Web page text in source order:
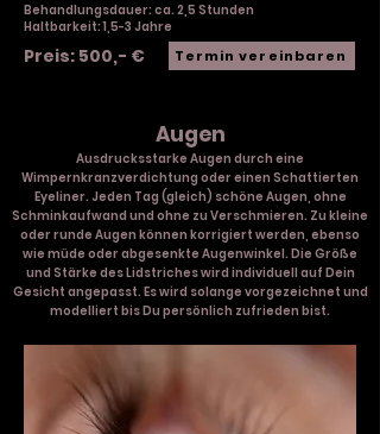
Behandlungsdauer: ca. 2,5 Stunden
Haltbarkeit: 1,5-3 Jahre
Preis: 500,- € Termin vereinbaren
Augen
Ausdrucksstarke Augen durch eine
Wimpernkranzverdichtung oder einen Schattierten
Eyeliner. Jeden Tag (gleich) schöne Augen, ohne
Schminkaufwand und ohne zu Verschmieren. Zu kleine
oder runde Augen können korrigiert werden, ebenso
wie müde oder abgesenkte Augenwinkel.​​ Die Größe
und Stärke des Lidstriches wird individuell auf Dein
Gesicht angepasst. Es wird solange vorgezeichnet und
modelliert bis Du persönlich zufrieden bist.